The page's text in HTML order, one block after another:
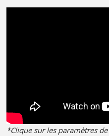
*Clique sur les paramètres